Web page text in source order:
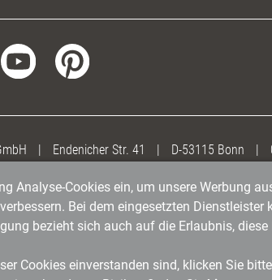
| Endenicher Str. 41 | D-53115 Bonn |
Analyse-Cookies ein, um unsere Werbung
Bei dem eingesetzten
bezieht sich auch auf die Erlaubnis,
Cookies einverstanden sind, klicken Sie